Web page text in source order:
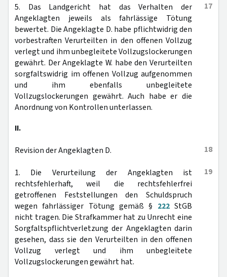
17
5. Das Landgericht hat das Verhalten der
Angeklagten jeweils als fahrlässige Tötung
bewertet. Die Angeklagte D. habe pflichtwidrig den
vorbestraften Verurteilten in den offenen Vollzug
verlegt und ihm unbegleitete Vollzugslockerungen
gewährt. Der Angeklagte W. habe den Verurteilten
sorgfaltswidrig im offenen Vollzug aufgenommen
und ihm ebenfalls unbegleitete
Vollzugslockerungen gewährt. Auch habe er die
Anordnung von Kontrollen unterlassen.
II.
18
Revision der Angeklagten D.
19
1. Die Verurteilung der Angeklagten ist
rechtsfehlerhaft, weil die rechtsfehlerfrei
getroffenen Feststellungen den Schuldspruch
wegen fahrlässiger Tötung gemäß § 222StGB
nicht tragen. Die Strafkammer hat zu Unrecht eine
Sorgfaltspflichtverletzung der Angeklagten darin
gesehen, dass sie den Verurteilten in den offenen
Vollzug verlegt und ihm unbegleitete
Vollzugslockerungen gewährt hat.